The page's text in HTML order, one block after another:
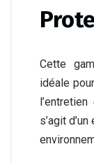
Cette
idéale
s’agit